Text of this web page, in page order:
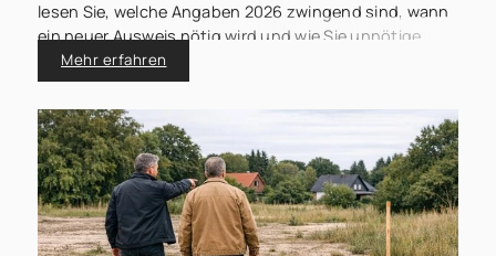
lesen Sie, welche Angaben 2026 zwingend sind, wann
ein neuer Ausweis nötig wird und wie Sie unnötige
Verzögerungen vermeiden.
Mehr erfahren